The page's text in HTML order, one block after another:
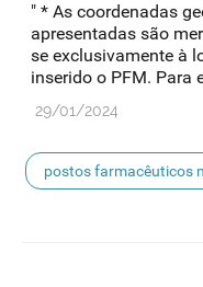
" * As coordenadas
apresentadas são
se exclusivamente à
inserido o PFM. Para
29/01/2024
postos farmacêuticos